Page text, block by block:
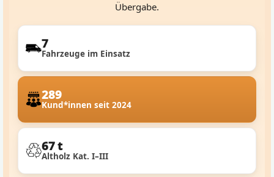
Übergabe.
7
Fahrzeuge im Einsatz
289
Kund*innen seit 2024
67 t
Altholz Kat. I–III